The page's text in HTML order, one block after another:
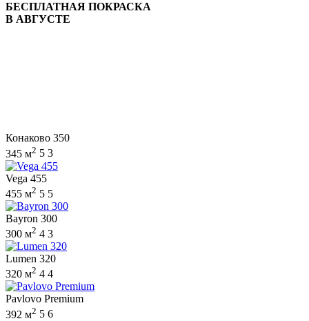
БЕСПЛАТНАЯ ПОКРАСКА
В АВГУСТЕ
Конаково 350
345 м2 5 3
Vega 455
455 м2 5 5
Bayron 300
300 м2 4 3
Lumen 320
320 м2 4 4
Pavlovo Premium
392 м2 5 6